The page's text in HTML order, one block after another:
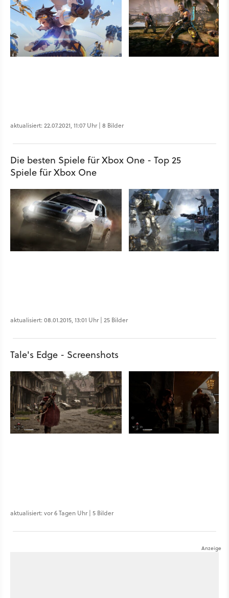
aktualisiert: 22.07.2021, 11:07 Uhr | 8 Bilder
Die besten Spiele für Xbox One - Top 25
Spiele für Xbox One
aktualisiert: 08.01.2015, 13:01 Uhr | 25 Bilder
Tale's Edge - Screenshots
aktualisiert: vor 6 Tagen Uhr | 5 Bilder